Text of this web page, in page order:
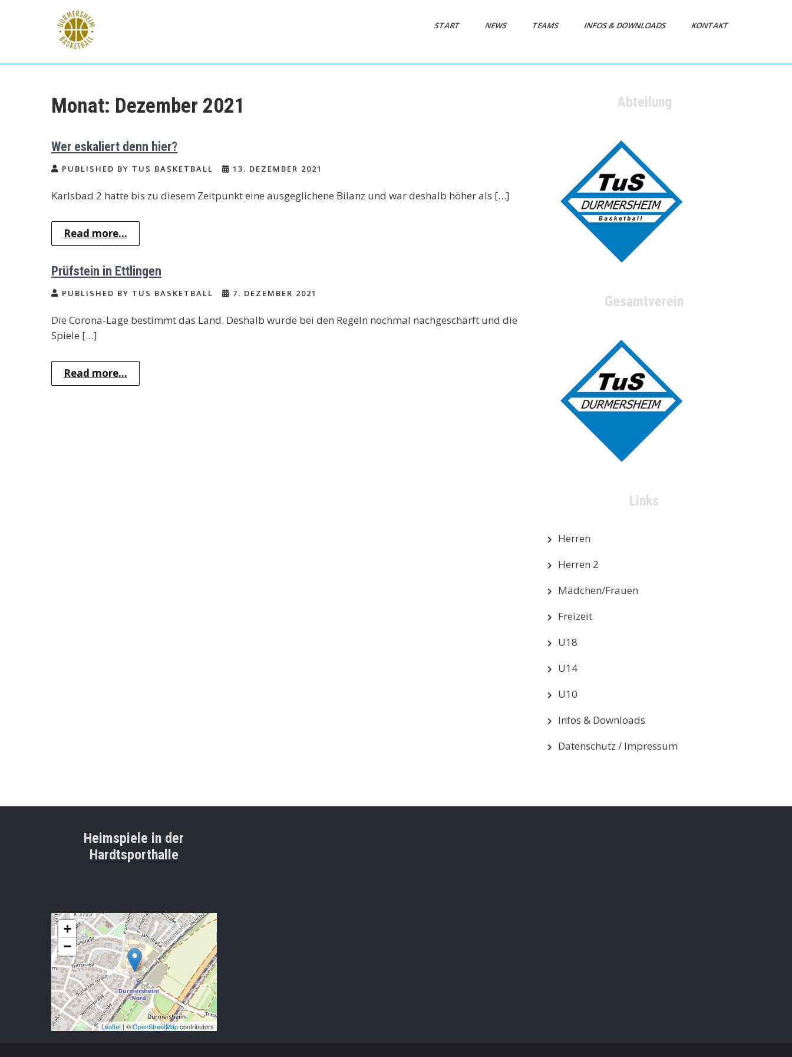
TuS Durmersheim
START NEWS TEAMS INFOS & DOWNLOADS KONTAKT
Monat: Dezember 2021
Wer eskaliert denn hier?
PUBLISHED BY TUS BASKETBALL 13. DEZEMBER 2021
Karlsbad 2 hatte bis zu diesem Zeitpunkt eine ausgeglichene Bilanz und war deshalb höher als […]
Read more...
Prüfstein in Ettlingen
PUBLISHED BY TUS BASKETBALL 7. DEZEMBER 2021
Die Corona-Lage bestimmt das Land. Deshalb wurde bei den Regeln nochmal nachgeschärft und die
Spiele […]
Read more...
Abteilung
Gesamtverein
Links
Herren
Herren 2
Mädchen/Frauen
Freizeit
U18
U14
U10
Infos & Downloads
Datenschutz / Impressum
Heimspiele in der
Hardtsporthalle
+
−
Leaflet| ©OpenStreetMapcontributors